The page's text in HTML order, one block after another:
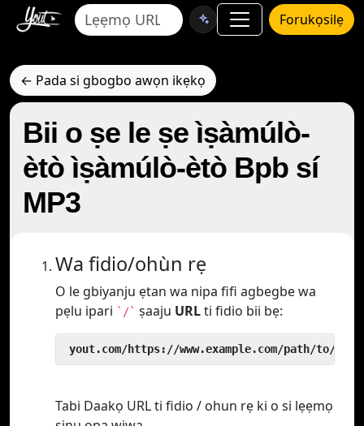
Forukọsilẹ
← Pada si gbogbo awọn ikẹkọ
Bii o ṣe le ṣe ìṣàmúlò-
ètò ìṣàmúlò-ètò Bpb sí
MP3
Wa fidio/ohùn rẹ
O le gbiyanju ẹtan wa nipa fifi agbegbe wa
pẹlu ipari `/` ṣaaju URLti fidio bii bẹ:
yout.com/https://www.example.com/path/to/
Tabi Daakọ URL ti fidio / ohun rẹ ki o si lẹẹmọ